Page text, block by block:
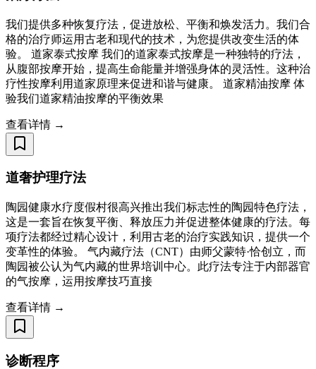
我们提供多种恢复疗法，促进放松、平衡和焕发活力。我们合
格的治疗师运用古老和现代的技术，为您提供改变生活的体
验。 道家泰式按摩 我们的道家泰式按摩是一种独特的疗法，
从腹部按摩开始，提高生命能量并增强身体的灵活性。这种治
疗性按摩利用道家原理来促进和谐与健康。 道家精油按摩 体
验我们道家精油按摩的平衡效果
查看详情 →
道奢护理疗法
陶园健康水疗度假村很高兴推出我们标志性的陶园特色疗法，
这是一套旨在恢复平衡、释放压力并促进整体健康的疗法。每
项疗法都经过精心设计，利用古老的治疗实践知识，提供一个
变革性的体验。 气内藏疗法（CNT）由师父蒙特·恰创立，而
陶园被公认为气内藏的世界培训中心。此疗法专注于内部器官
的气按摩，运用按摩技巧直接
查看详情 →
诊断程序